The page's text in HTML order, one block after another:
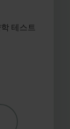
테스트